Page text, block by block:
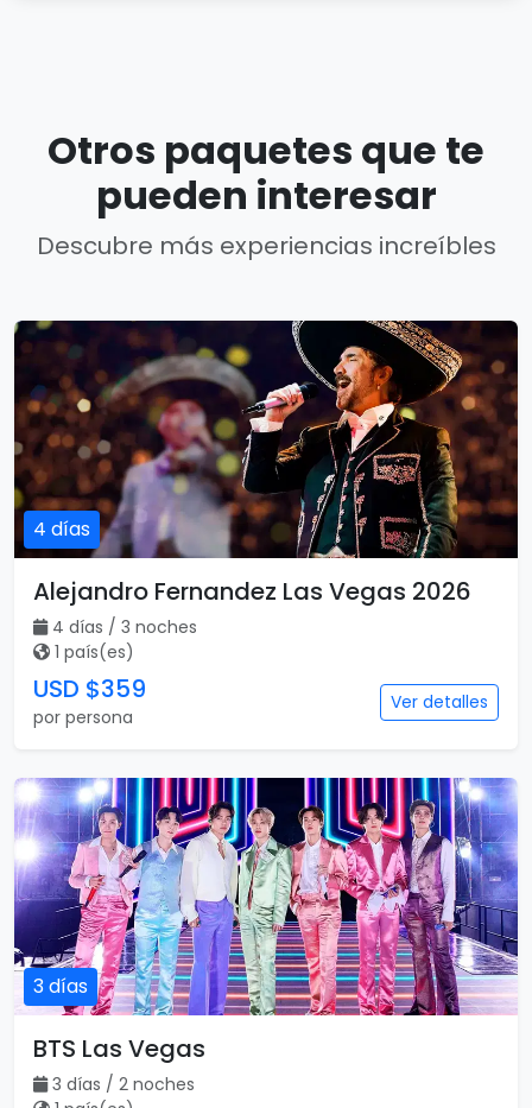
Otros paquetes que te
pueden interesar
Descubre más experiencias increíbles
4 días
Alejandro Fernandez Las Vegas 2026
4 días / 3 noches
1 país(es)
USD $359
por persona
Ver detalles
3 días
BTS Las Vegas
3 días / 2 noches